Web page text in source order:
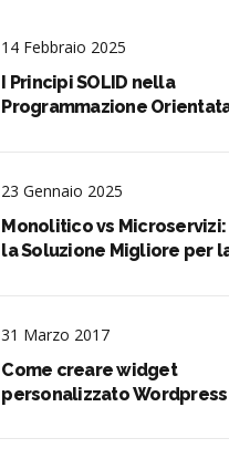
14 Febbraio 2025
I Principi SOLID nella
Programmazione
23 Gennaio 2025
Monolitico vs Microservizi:
la Soluzione Migliore per
31 Marzo 2017
Come creare widget
personalizzato